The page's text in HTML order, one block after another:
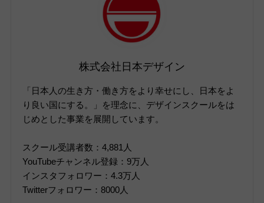
株式会社日本デザイン
「日本人の生き方・働き方をより幸せにし、日本をよ
り良い国にする。」を理念に、デザインスクールをは
じめとした事業を展開しています。
スクール受講者数：4,881人
YouTubeチャンネル登録：9万人
インスタフォロワー：4.3万人
Twitterフォロワー：8000人